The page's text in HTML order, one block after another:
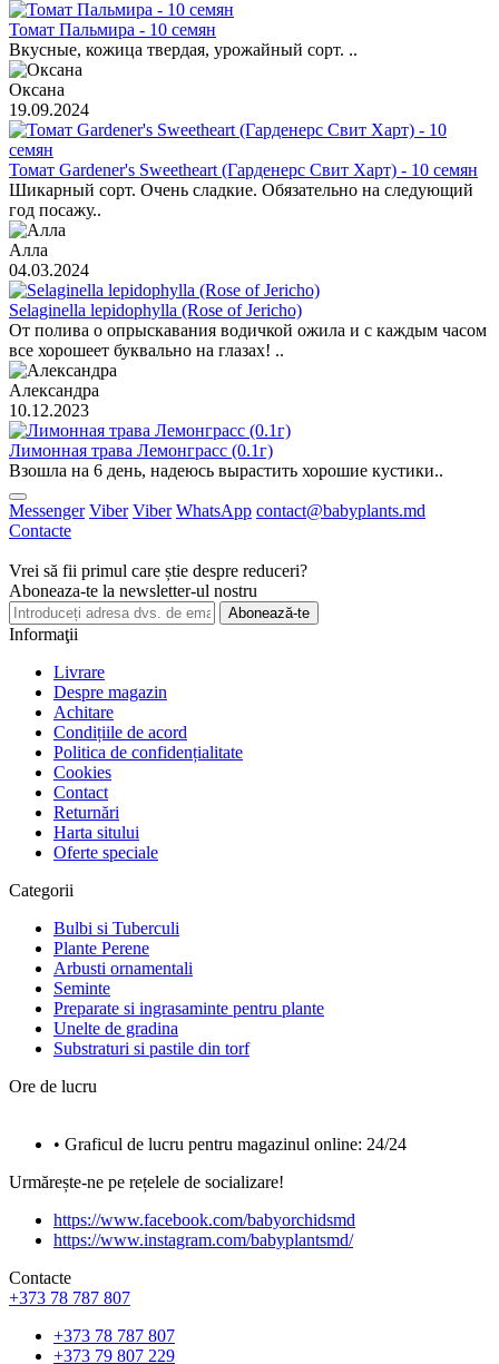
Томат Пальмира - 10 семян
Вкусные, кожица твердая, урожайный сорт. ..
Оксана
19.09.2024
Томат Gardener's Sweetheart (Гарденерс Свит Харт) - 10 семян
Шикарный сорт. Очень сладкие. Обязательно на следующий
год посажу..
Алла
04.03.2024
Selaginella lepidophylla (Rose of Jericho)
От полива о опрыскавания водичкой ожила и с каждым часом
все хорошеет буквально на глазах! ..
Александра
10.12.2023
Лимонная трава Лемонграсс (0.1г)
Взошла на 6 день, надеюсь вырастить хорошие кустики..
Messenger Viber Viber WhatsApp contact@babyplants.md
Contacte
Vrei să fii primul care știe despre reduceri?
Aboneaza-te la newsletter-ul nostru
Abonează-te
Informaţii
Livrare
Despre magazin
Achitare
Condițiile de acord
Politica de confidențialitate
Cookies
Contact
Returnări
Harta sitului
Oferte speciale
Categorii
Bulbi si Tuberculi
Plante Perene
Arbusti ornamentali
Seminte
Preparate si ingrasaminte pentru plante
Unelte de gradina
Substraturi si pastile din torf
Ore de lucru
• Graficul de lucru pentru magazinul online: 24/24
Urmărește-ne pe rețelele de socializare!
https://www.facebook.com/babyorchidsmd
https://www.instagram.com/babyplantsmd/
Contacte
+373 78 787 807
+373 78 787 807
+373 79 807 229